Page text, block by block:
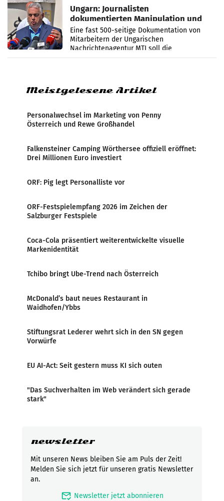
Ungarn: Journalisten
dokumentierten Manipulation und
Zensur
Eine fast 500-seitige Dokumentation von
Mitarbeitern der Ungarischen
Nachrichtenagentur MTI soll die
systematische Nachrichten-Manipulation und
Meistgelesene Artikel
Personalwechsel im Marketing von Penny
Österreich und Rewe Großhandel
Falkensteiner Camping Wörthersee offiziell eröffnet:
Drei Millionen Euro investiert
ORF: Pig legt Personalliste vor
ORF-Festspielempfang 2026 im Zeichen der
Salzburger Festspiele
Coca-Cola präsentiert weiterentwickelte visuelle
Markenidentität
Tchibo bringt Ube-Trend nach Österreich
McDonald’s baut neues Restaurant in
Waidhofen/Ybbs
Stiftungsrat Lederer wehrt sich in den SN gegen
Vorwürfe
EU AI-Act: Seit gestern muss KI sich outen
"Das Suchverhalten im Web verändert sich gerade
stark"
newsletter
Mit unseren News bleiben Sie am Puls der Zeit!
Melden Sie sich jetzt für unseren gratis Newsletter
an.
mark_email_read Newsletter jetzt abonnieren